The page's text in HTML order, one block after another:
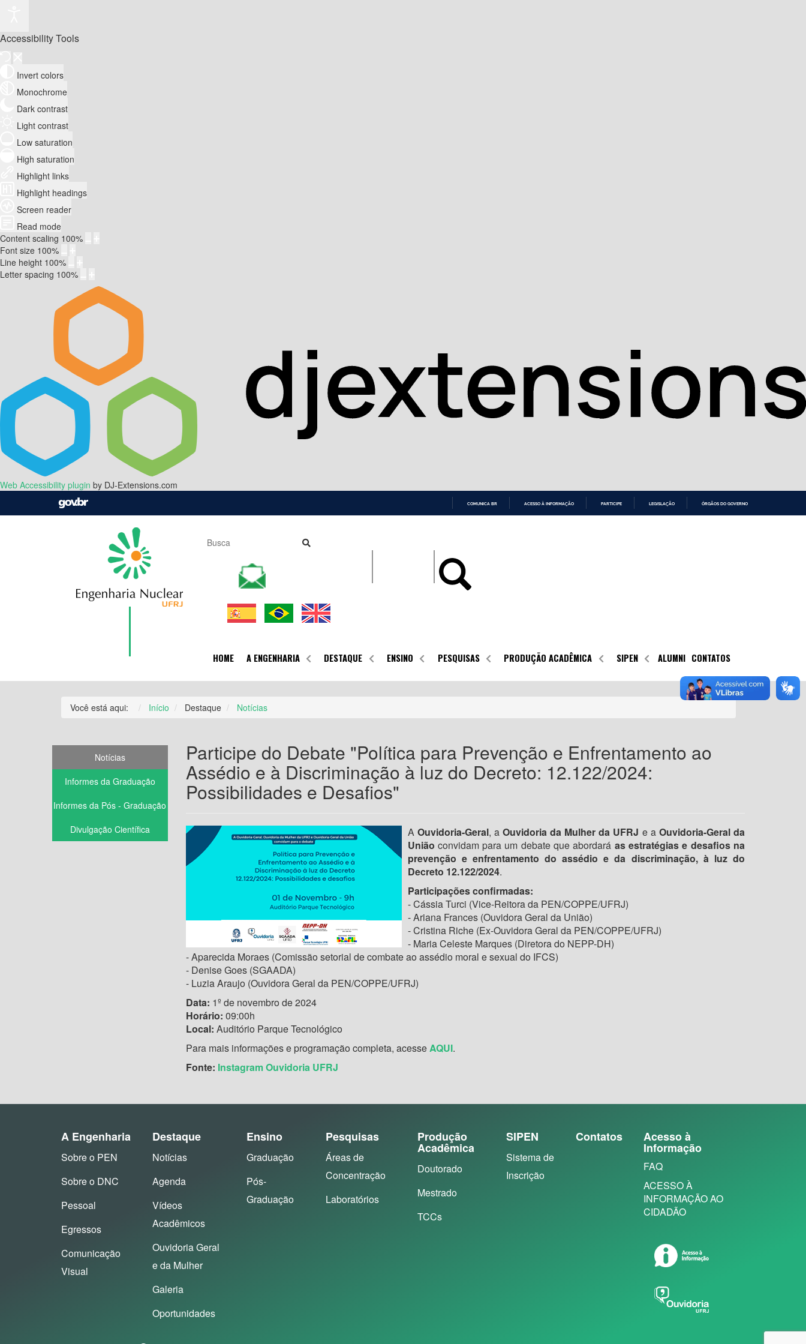
Accessibility Tools
Invert colors
Monochrome
Dark contrast
Light contrast
Low saturation
High saturation
Highlight links
Highlight headings
Screen reader
Read mode
Content scaling 100%
Font size 100%
Line height 100%
Letter spacing 100%
Web Accessibility plugin by DJ-Extensions.com
COMUNICA BR ACESSO À INFORMAÇÃO PARTICIPE LEGISLAÇÃO ÓRGÃOS DO GOVERNO
HOME A ENGENHARIA DESTAQUE ENSINO PESQUISAS PRODUÇÃO ACADÊMICA SIPEN ALUMNI CONTATOS
Você está aqui: Início Destaque Notícias
Notícias
Informes da Graduação
Informes da Pós - Graduação
Divulgação Científica
Participe do Debate "Política para Prevenção e Enfrentamento ao
Assédio e à Discriminação à luz do Decreto: 12.122/2024:
Possibilidades e Desafios"
A Ouvidoria-Geral, a Ouvidoria da Mulher da UFRJ e a Ouvidoria-Geral da
União convidam para um debate que abordará as estratégias e desafios na
prevenção e enfrentamento do assédio e da discriminação, à luz do
Decreto 12.122/2024.
Participações confirmadas:
- Cássia Turci (Vice-Reitora da PEN/COPPE/UFRJ)
- Ariana Frances (Ouvidora Geral da União)
- Cristina Riche (Ex-Ouvidora Geral da PEN/COPPE/UFRJ)
- Maria Celeste Marques (Diretora do NEPP-DH)
- Aparecida Moraes (Comissão setorial de combate ao assédio moral e sexual do IFCS)
- Denise Goes (SGAADA)
- Luzia Araujo (Ouvidora Geral da PEN/COPPE/UFRJ)
Data: 1º de novembro de 2024
Horário: 09:00h
Local: Auditório Parque Tecnológico
Para mais informações e programação completa, acesseAQUI.
Fonte: Instagram Ouvidoria UFRJ
A Engenharia
Sobre o PEN
Sobre o DNC
Pessoal
Egressos
Comunicação
Visual
Destaque
Notícias
Agenda
Vídeos
Acadêmicos
Ouvidoria Geral
e da Mulher
Galeria
Oportunidades
Ensino
Graduação
Pós-
Graduação
Pesquisas
Áreas de
Concentração
Laboratórios
Produção
Acadêmica
Doutorado
Mestrado
TCCs
SIPEN
Sistema de
Inscrição
Contatos Acesso à
Informação
FAQ
ACESSO À
INFORMAÇÃO AO
CIDADÃO